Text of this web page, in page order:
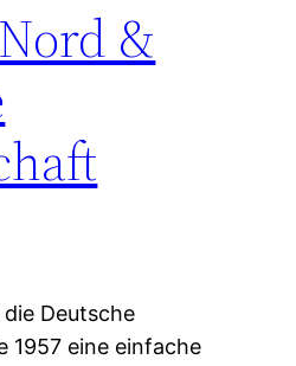
&
Deutsche
1957 eine einfache